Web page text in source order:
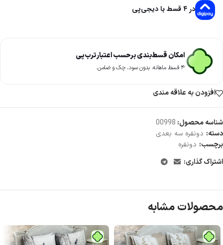
در ۴ قسط با دیجی‌پی
امکان قسط‌بندی برحسب اعتبار ترب‌پی
۴ قسط ماهانه. بدون سود، چک و ضامن.
افزودن به علاقه مندی
شناسه محصول: 00998
دسته: دونفره سه بعدی
برچسب: دونفره
اشتراک گذاری:
محصولات مشابه